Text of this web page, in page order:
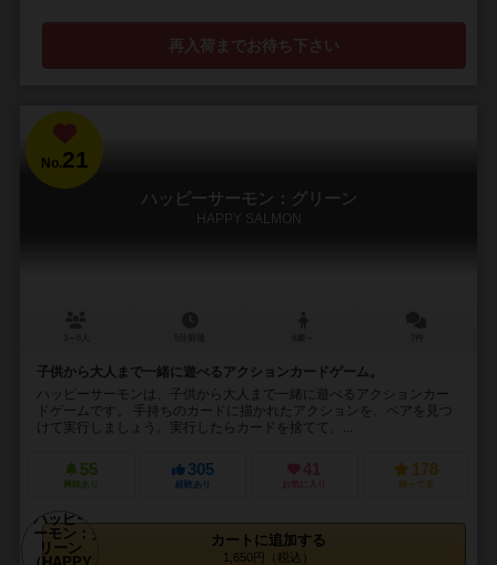
再入荷までお待ち下さい
No.21
ハッピーサーモン：グリーン
HAPPY SALMON
子供から大人まで一緒に遊べるアクションカードゲーム。
ハッピーサーモンは、子供から大人まで一緒に遊べるアクションカー
ドゲームです。 手持ちのカードに描かれたアクションを、ペアを見つ
けて実行しましょう。実行したらカードを捨てて、...
55
興味あり
305
経験あり
41
お気に入り
178
持ってる
カートに追加する
1,650円（税込）